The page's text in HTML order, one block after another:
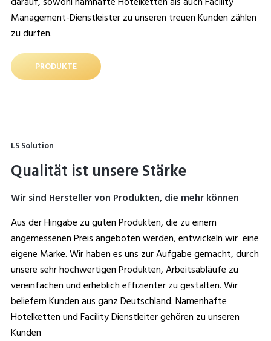
Management-Dienstleister zu unseren treuen Kunden zählen
zu dürfen.
PRODUKTE
LS Solution
Qualität ist unsere Stärke
Wir sind Hersteller von Produkten, die mehr können
Aus der Hingabe zu guten Produkten, die zu einem
angemessenen Preis angeboten werden, entwickeln wir eine
eigene Marke. Wir haben es uns zur Aufgabe gemacht, durch
unsere sehr hochwertigen Produkten, Arbeitsabläufe zu
vereinfachen und erheblich effizienter zu gestalten. Wir
beliefern Kunden aus ganz Deutschland. Namenhafte
Hotelketten und Facility Dienstleiter gehören zu unseren
Kunden